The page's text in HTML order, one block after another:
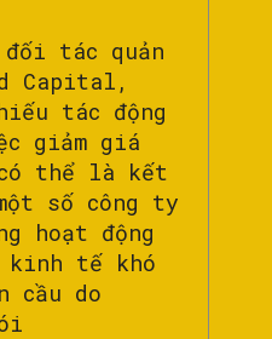
đối tác quản
Capital,
tác động
giảm giá
thể là kết
số công ty
hoạt động
tế khó
cầu do